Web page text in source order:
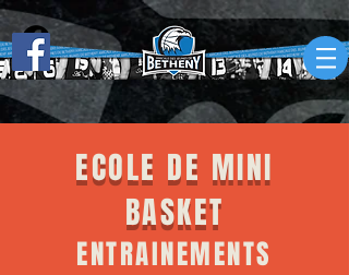
ECOLE DE MINI
BASKET
ENTRAINEMENTS